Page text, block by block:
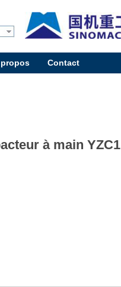
Contact
à main YZC1